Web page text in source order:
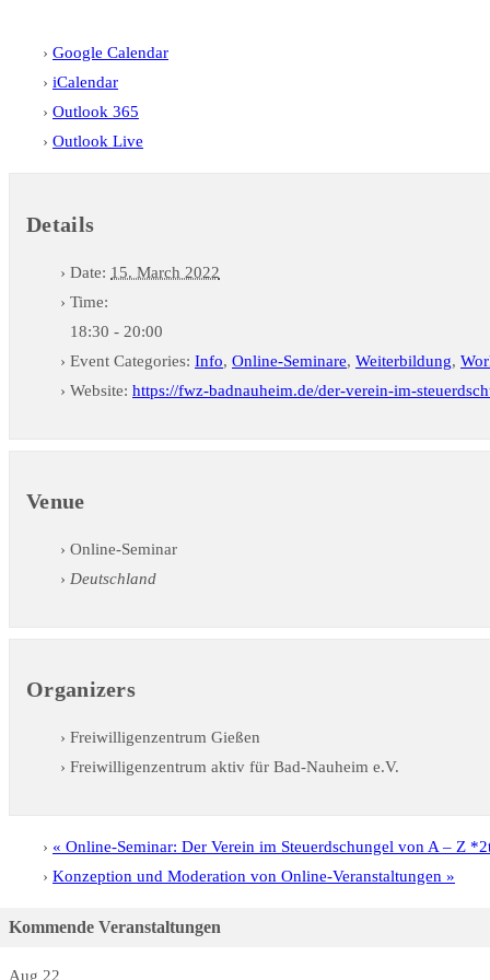
Google Calendar
iCalendar
Outlook 365
Outlook Live
Details
Date: 15. March 2022
Time:
18:30 - 20:00
Event Categories: Info, Online-Seminare, Weiterbildung,
Website: https://fwz-badnauheim.de/der-verein-im-
Venue
Online-Seminar
Deutschland
Organizers
Freiwilligenzentrum Gießen
Freiwilligenzentrum aktiv für Bad-Nauheim e.V.
« Online-Seminar: Der Verein im Steuerdschungel von A – Z
Konzeption und Moderation von Online-Veranstaltungen »
Kommende Veranstaltungen
Aug 22